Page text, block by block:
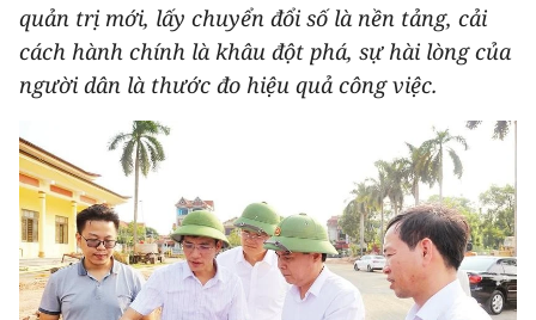
PHÁP LUẬT
DU LỊCH
THẾ GIỚI
THỂ THAO
GIÁO DỤC
Y TẾ
quản trị mới, lấy chuyển đổi số là nền tảng, cải
cách hành chính là khâu đột phá, sự hài lòng của
người dân là thước đo hiệu quả công việc.